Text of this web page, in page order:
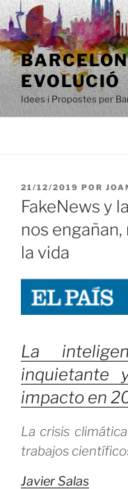
Saltar
al
contenido
EVOLUCIÓ
Idees i Propostes per
PUBLICADO
EL
21/12/2019 POR
FakeNews y
nos
la vida
La
inquietante
impacto en
La crisis
trabajos
Javier Salas